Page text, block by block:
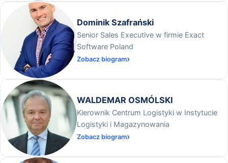
Dominik Szafrański
Senior Sales Executive w firmie Exact
Software Poland
Zobacz biogram
WALDEMAR OSMÓLSKI
Kierownik Centrum Logistyki w Instytucie
Logistyki i Magazynowania
Zobacz biogram